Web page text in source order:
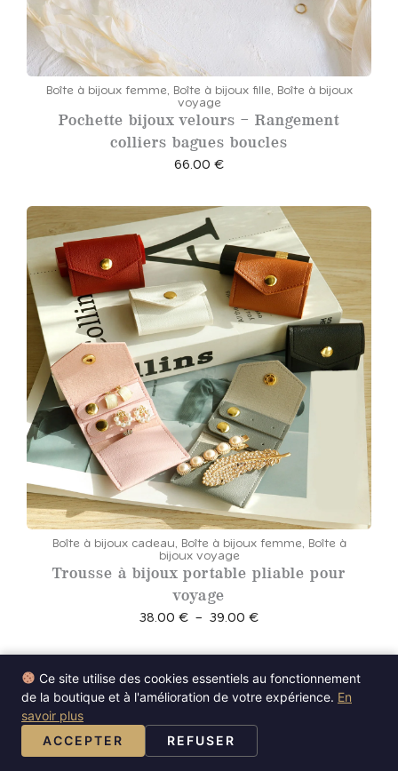
Boîte à bijoux femme, Boîte à bijoux fille, Boîte à bijoux
voyage
Pochette bijoux velours – Rangement
colliers bagues boucles
66.00 €
Boîte à bijoux cadeau, Boîte à bijoux femme, Boîte à
bijoux voyage
Trousse à bijoux portable pliable pour
voyage
38.00 € – 39.00 €P
g
e
Des Bijoux Conçus pour le Confort
Les bijoux doivent être aussi agréables à porter
qu’à regarder. Chaque pièce est conçue pour
Ce site utilise des cookies essentiels au fonctionnement
de la boutique et à l'amélioration de votre expérience. En
savoir plus
ACCEPTER
REFUSER